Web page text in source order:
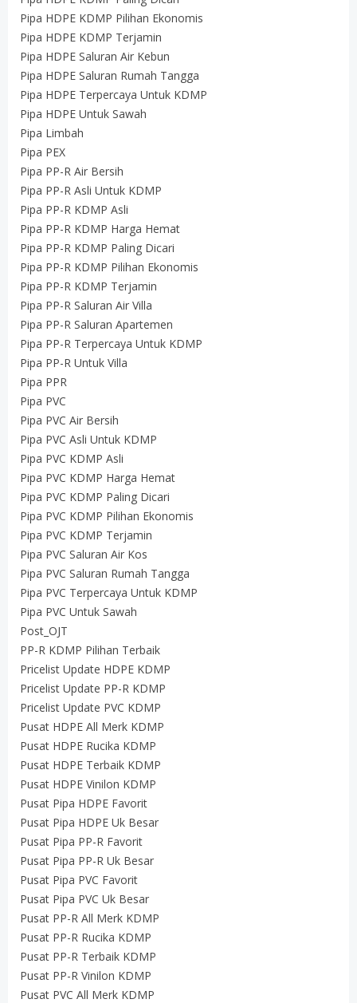
Pipa HDPE KDMP Pilihan Ekonomis
Pipa HDPE KDMP Terjamin
Pipa HDPE Saluran Air Kebun
Pipa HDPE Saluran Rumah Tangga
Pipa HDPE Terpercaya Untuk KDMP
Pipa HDPE Untuk Sawah
Pipa Limbah
Pipa PEX
Pipa PP-R Air Bersih
Pipa PP-R Asli Untuk KDMP
Pipa PP-R KDMP Asli
Pipa PP-R KDMP Harga Hemat
Pipa PP-R KDMP Paling Dicari
Pipa PP-R KDMP Pilihan Ekonomis
Pipa PP-R KDMP Terjamin
Pipa PP-R Saluran Air Villa
Pipa PP-R Saluran Apartemen
Pipa PP-R Terpercaya Untuk KDMP
Pipa PP-R Untuk Villa
Pipa PPR
Pipa PVC
Pipa PVC Air Bersih
Pipa PVC Asli Untuk KDMP
Pipa PVC KDMP Asli
Pipa PVC KDMP Harga Hemat
Pipa PVC KDMP Paling Dicari
Pipa PVC KDMP Pilihan Ekonomis
Pipa PVC KDMP Terjamin
Pipa PVC Saluran Air Kos
Pipa PVC Saluran Rumah Tangga
Pipa PVC Terpercaya Untuk KDMP
Pipa PVC Untuk Sawah
Post_OJT
PP-R KDMP Pilihan Terbaik
Pricelist Update HDPE KDMP
Pricelist Update PP-R KDMP
Pricelist Update PVC KDMP
Pusat HDPE All Merk KDMP
Pusat HDPE Rucika KDMP
Pusat HDPE Terbaik KDMP
Pusat HDPE Vinilon KDMP
Pusat Pipa HDPE Favorit
Pusat Pipa HDPE Uk Besar
Pusat Pipa PP-R Favorit
Pusat Pipa PP-R Uk Besar
Pusat Pipa PVC Favorit
Pusat Pipa PVC Uk Besar
Pusat PP-R All Merk KDMP
Pusat PP-R Rucika KDMP
Pusat PP-R Terbaik KDMP
Pusat PP-R Vinilon KDMP
Pusat PVC All Merk KDMP